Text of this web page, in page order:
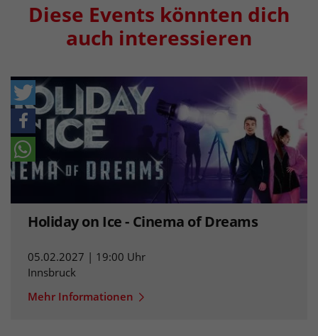
Diese Events könnten dich
auch interessieren
Holiday on Ice - Cinema of Dreams
05.02.2027 | 19:00 Uhr
Innsbruck
Mehr Informationen